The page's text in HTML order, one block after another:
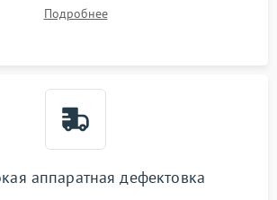
термопасты с кристаллов чипов.
Подробнее
аппаратная дефектовка